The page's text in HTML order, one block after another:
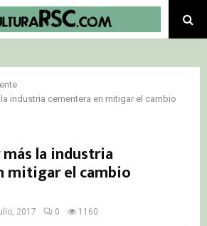
industria cementera en mitigar el cambio
más la industria
mitigar el cambio
2017 0 1160